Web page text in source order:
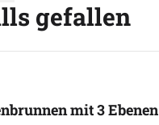
gefallen
mit 3 Ebenen